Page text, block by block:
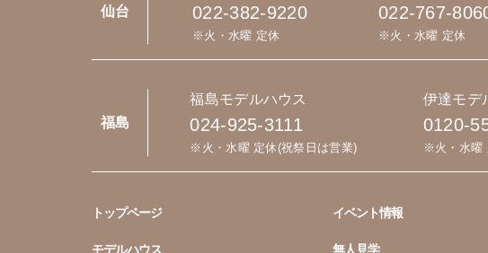
仙台 022-382-9220
※火・水曜 定休
022-767-
※火・水曜 定休
福島
福島モデルハウス
024-925-3111
※火・水曜 定休(祝祭日は営業)
伊達モデ
0120-
※火・水曜
トップページ
モデルハウス
イベント情報
無人見学